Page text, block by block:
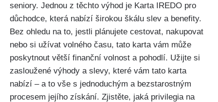
seniory. Jednou z těchto výhod je Karta IREDO pro
důchodce, která nabízí širokou škálu slev a benefity.
Bez ohledu na to, jestli plánujete cestovat, nakupovat
nebo si užívat volného času, tato karta vám může
poskytnout větší finanční volnost a pohodlí. Užijte si
zasloužené výhody a slevy, které vám tato karta
nabízí – a to vše s jednoduchým a bezstarostným
procesem jejího získání. Zjistěte, jaká privilegia na